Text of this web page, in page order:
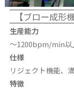
【ブロー成形
生産能力
〜1200bpm/min以
仕様
リジェクト機能、
特徴